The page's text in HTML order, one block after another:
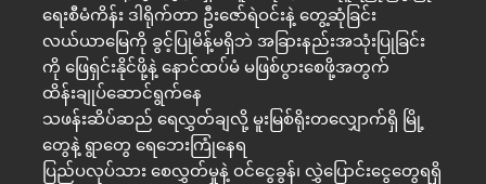
ရေးစီမံကိန်း ဒါရိုက်တာ ဦးဇော်ရဲဝင်းနဲ့ တွေ့ဆုံခြင်း
လယ်ယာမြေကို ခွင့်ပြုမိန့်မရှိဘဲ အခြားနည်းအသုံးပြုခြင်း
ကို ဖြေရှင်းနိုင်ဖို့နဲ့ နောင်ထပ်မံ မဖြစ်ပွားစေဖို့အတွက်
ထိန်းချုပ်ဆောင်ရွက်နေ
သဖန်းဆိပ်ဆည် ရေလွှတ်ချလို့ မူးမြစ်ရိုးတလျှောက်ရှိ မြို့
တွေနဲ့ ရွာတွေ ရေဘေးကြုံနေရ
ပြည်ပလုပ်သား စေလွှတ်မှုနဲ့ ဝင်ငွေခွန်၊ လွှဲပြောင်းငွေတွေရရှိ